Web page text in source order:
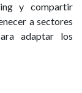
y compartir
a sectores
adaptar los